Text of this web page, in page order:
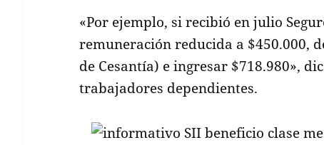
«Por ejemplo, si recibió en julio
remuneración reducida a $450.000,
de Cesantía) e ingresar $718.980»,
trabajadores dependientes.